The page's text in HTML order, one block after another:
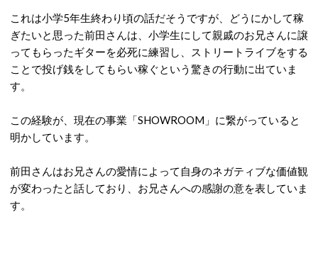
これは小学5年生終わり頃の話だそうですが、どうにかして稼
ぎたいと思った前田さんは、小学生にして親戚のお兄さんに譲
ってもらったギターを必死に練習し、ストリートライブをする
ことで投げ銭をしてもらい稼ぐという驚きの行動に出ていま
す。
この経験が、現在の事業「SHOWROOM」に繋がっていると
明かしています。
前田さんはお兄さんの愛情によって自身のネガティブな価値観
が変わったと話しており、お兄さんへの感謝の意を表していま
す。